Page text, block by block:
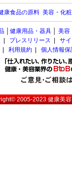
康食品の原料 美容・化
健康用品・器具 美容
プレスリリース
サ
利用規約 個人情報
2005-2023健康美